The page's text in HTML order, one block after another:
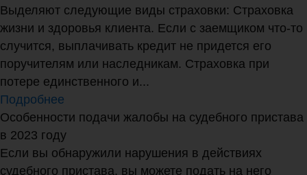
Выделяют следующие виды страховки: Страховка
жизни и здоровья клиента. Если с заемщиком что-то
случится, выплачивать кредит не придется его
поручителям или наследникам. Страховка при
потере единственного и...
Подробнее
Особенности подачи жалобы на судебного пристава
в 2023 году
Если вы обнаружили нарушения в действиях
судебного пристава, вы можете подать на него